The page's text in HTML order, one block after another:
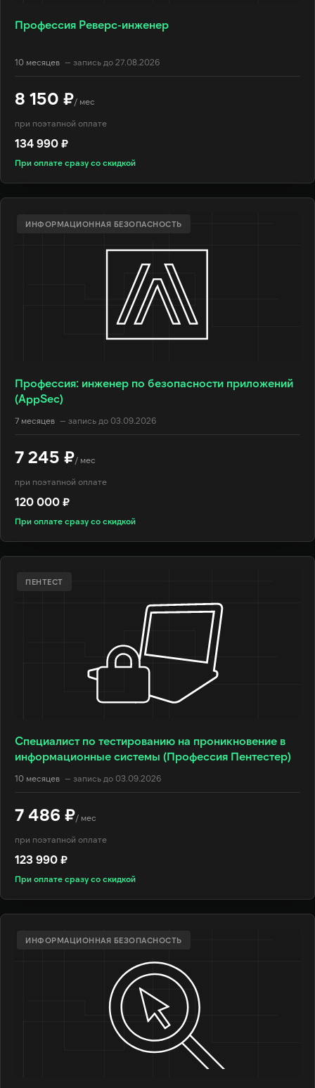
Профессия Реверс-инженер
10 месяцев — запись до 27.08.2026
8 150 ₽/ мес
при поэтапной оплате
134 990 ₽
При оплате сразу со скидкой
ИНФОРМАЦИОННАЯ БЕЗОПАСНОСТЬ
Профессия: инженер по безопасности приложений
(AppSec)
7 месяцев — запись до 03.09.2026
7 245 ₽/ мес
при поэтапной оплате
120 000 ₽
При оплате сразу со скидкой
ПЕНТЕСТ
Специалист по тестированию на проникновение в
информационные системы (Профессия Пентестер)
10 месяцев — запись до 03.09.2026
7 486 ₽/ мес
при поэтапной оплате
123 990 ₽
При оплате сразу со скидкой
ИНФОРМАЦИОННАЯ БЕЗОПАСНОСТЬ